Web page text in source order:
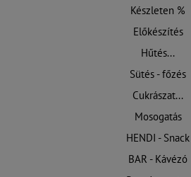
Készleten %
Előkészítés
Hűtés...
Sütés - főzés
Cukrászat...
Mosogatás
HENDI - Snack
BAR - Kávézó